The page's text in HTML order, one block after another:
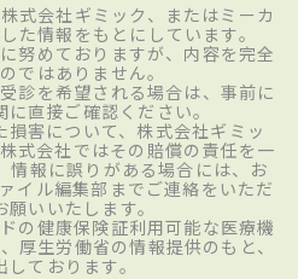
式会社ギミック、またはミーカ
た情報をもとにしています。
努めておりますが、内容を完全
ではありません。
診を希望される場合は、事前に
直接ご確認ください。
害について、株式会社ギミッ
式会社ではその賠償の責任を一
情報に誤りがある場合には、お
イル編集部までご連絡をいただ
いいたします。
の健康保険証利用可能な医療機
厚生労働省の情報提供のもと、
ております。